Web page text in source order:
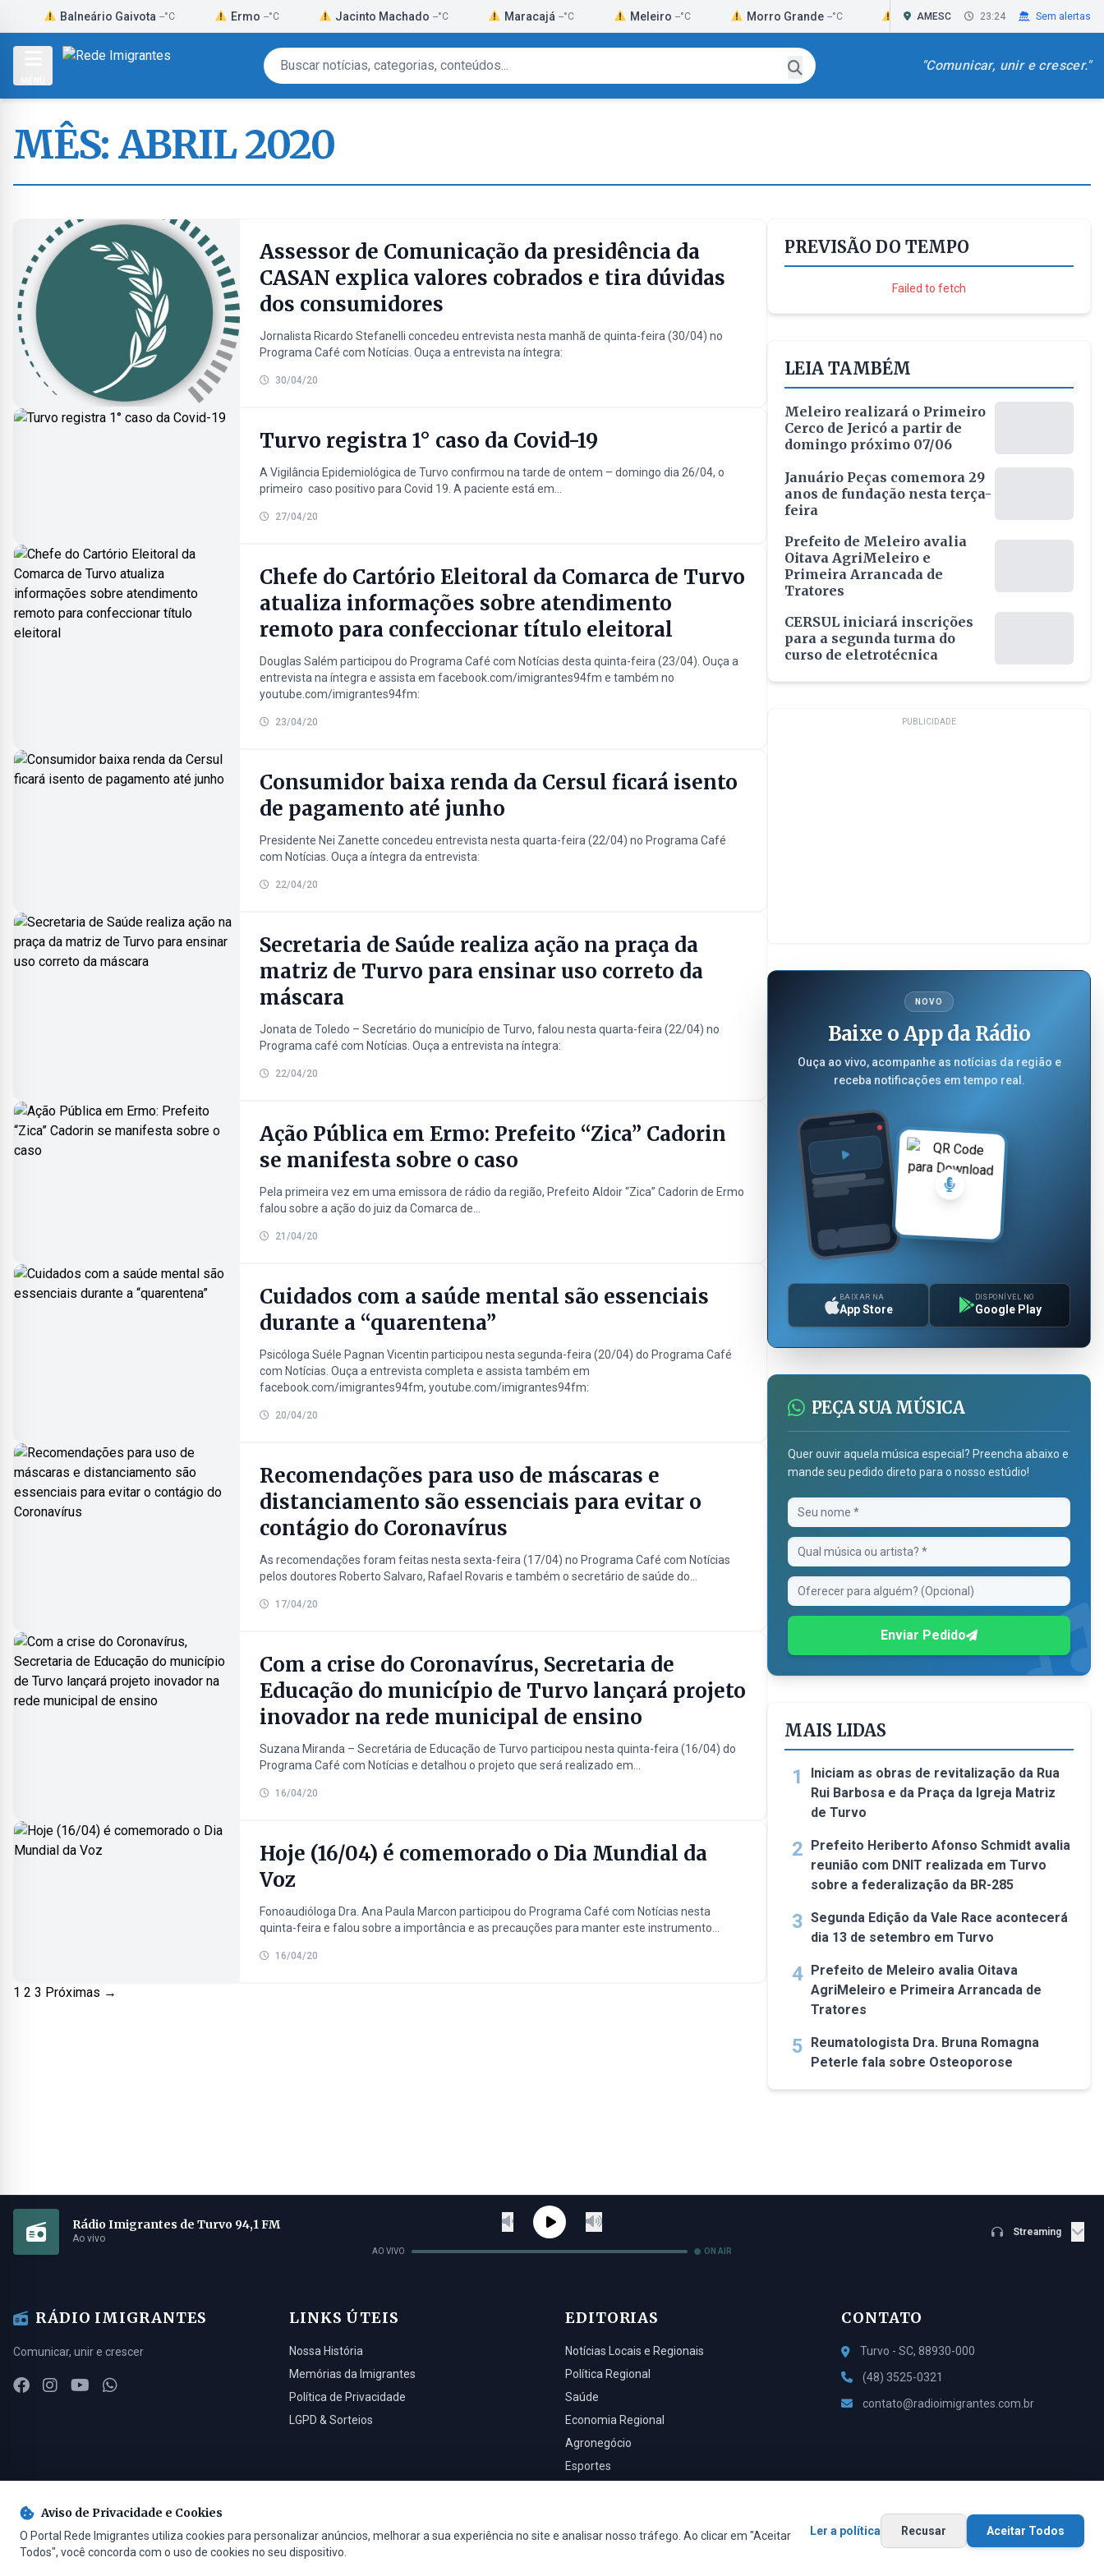
content
Gaivota --°C Ermo --°C Jacinto Machado --°C Maracajá --°C Meleiro --°C Morro Grande --°C Passo de Torres --°C Praia Grande --°C
AMESC 23:24 Sem alertas
"Comunicar, unir e crescer."
MÊS: ABRIL 2020
Assessor de Comunicação da presidência da
CASAN explica valores cobrados e tira dúvidas
dos consumidores
Jornalista Ricardo Stefanelli concedeu entrevista nesta manhã de quinta-feira (30/04) no
Programa Café com Notícias. Ouça a entrevista na íntegra:
30/04/20
Turvo registra 1° caso da Covid-19
A Vigilância Epidemiológica de Turvo confirmou na tarde de ontem – domingo dia 26/04, o
primeiro caso positivo para Covid 19. A paciente está em...
27/04/20
Chefe do Cartório Eleitoral da Comarca de Turvo
atualiza informações sobre atendimento
remoto para confeccionar título eleitoral
Douglas Salém participou do Programa Café com Notícias desta quinta-feira (23/04). Ouça a
entrevista na íntegra e assista em facebook.com/imigrantes94fm e também no
youtube.com/imigrantes94fm:
23/04/20
Consumidor baixa renda da Cersul ficará isento
de pagamento até junho
Presidente Nei Zanette concedeu entrevista nesta quarta-feira (22/04) no Programa Café
com Notícias. Ouça a íntegra da entrevista:
22/04/20
Secretaria de Saúde realiza ação na praça da
matriz de Turvo para ensinar uso correto da
máscara
Jonata de Toledo – Secretário do município de Turvo, falou nesta quarta-feira (22/04) no
Programa café com Notícias. Ouça a entrevista na íntegra:
22/04/20
Ação Pública em Ermo: Prefeito “Zica” Cadorin
se manifesta sobre o caso
Pela primeira vez em uma emissora de rádio da região, Prefeito Aldoir “Zica” Cadorin de Ermo
falou sobre a ação do juiz da Comarca de...
21/04/20
Cuidados com a saúde mental são essenciais
durante a “quarentena”
Psicóloga Suéle Pagnan Vicentin participou nesta segunda-feira (20/04) do Programa Café
com Notícias. Ouça a entrevista completa e assista também em
facebook.com/imigrantes94fm, youtube.com/imigrantes94fm:
20/04/20
Recomendações para uso de máscaras e
distanciamento são essenciais para evitar o
contágio do Coronavírus
As recomendações foram feitas nesta sexta-feira (17/04) no Programa Café com Notícias
pelos doutores Roberto Salvaro, Rafael Rovaris e também o secretário de saúde do...
17/04/20
Com a crise do Coronavírus, Secretaria de
Educação do município de Turvo lançará projeto
inovador na rede municipal de ensino
Suzana Miranda – Secretária de Educação de Turvo participou nesta quinta-feira (16/04) do
Programa Café com Notícias e detalhou o projeto que será realizado em...
16/04/20
Hoje (16/04) é comemorado o Dia Mundial da
Voz
Fonoaudióloga Dra. Ana Paula Marcon participou do Programa Café com Notícias nesta
quinta-feira e falou sobre a importância e as precauções para manter este instrumento...
16/04/20
Paginação
1 2 3 Próximas →
PREVISÃO DO TEMPO
Failed to fetch
LEIA TAMBÉM
Meleiro realizará o Primeiro
Cerco de Jericó a partir de
domingo próximo 07/06
Januário Peças comemora 29
anos de fundação nesta terça-
feira
Prefeito de Meleiro avalia
Oitava AgriMeleiro e
Primeira Arrancada de
Tratores
CERSUL iniciará inscrições
para a segunda turma do
curso de eletrotécnica
PUBLICIDADE
NOVO
Baixe o App da Rádio
Ouça ao vivo, acompanhe as notícias da região e
receba notificações em tempo real.
BAIXAR NA
App Store
DISPONÍVEL NO
Google Play
PEÇA SUA MÚSICA
Quer ouvir aquela música especial? Preencha abaixo e
mande seu pedido direto para o nosso estúdio!
Enviar Pedido
MAIS LIDAS
1
Iniciam as obras de revitalização da Rua
Rui Barbosa e da Praça da Igreja Matriz
de Turvo
2 Prefeito Heriberto Afonso Schmidt avalia
reunião com DNIT realizada em Turvo
sobre a federalização da BR-285
3 Segunda Edição da Vale Race acontecerá
dia 13 de setembro em Turvo
4 Prefeito de Meleiro avalia Oitava
AgriMeleiro e Primeira Arrancada de
Tratores
5 Reumatologista Dra. Bruna Romagna
Peterle fala sobre Osteoporose
Rádio Imigrantes de Turvo 94,1 FM
Ao vivo
AO VIVO ON AIR
Streaming
RÁDIO IMIGRANTES
Comunicar, unir e crescer
LINKS ÚTEIS
Nossa História
Memórias da Imigrantes
Política de Privacidade
LGPD & Sorteios
EDITORIAS
Notícias Locais e Regionais
Política Regional
Saúde
Economia Regional
Agronegócio
Esportes
CONTATO
Turvo - SC, 88930-000
(48) 3525-0321
contato@radioimigrantes.com.br
© 2026 Rádio Imigrantes de Turvo LTDA. Todos os direitos reservados. Feito com por Saimon Bardini
Aviso de Privacidade e Cookies
O Portal Rede Imigrantes utiliza cookies para personalizar anúncios, melhorar a sua experiência no site e analisar nosso tráfego. Ao clicar em "Aceitar
Todos", você concorda com o uso de cookies no seu dispositivo.
Ler a política Recusar Aceitar Todos